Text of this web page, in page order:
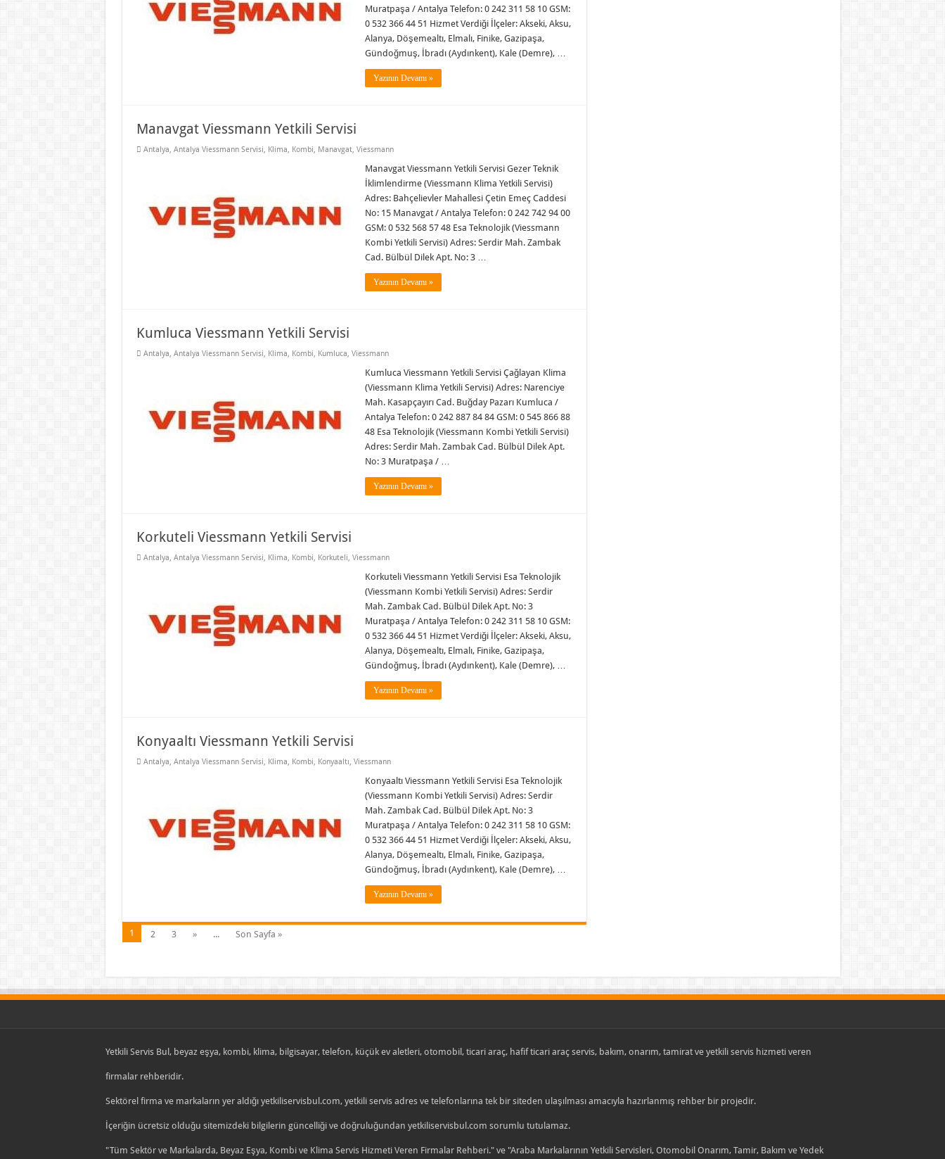
Muratpaşa / Antalya Telefon: 0 242 311 58 10 GSM:
0 532 366 44 51 Hizmet Verdiği İlçeler: Akseki, Aksu,
Alanya, Döşemealtı, Elmalı, Finike, Gazipaşa,
Gündoğmuş, İbradı (Aydınkent), Kale (Demre), …
Yazının Devamı »
Manavgat Viessmann Yetkili Servisi
Antalya, Antalya Viessmann Servisi, Klima, Kombi, Manavgat, Viessmann
Manavgat Viessmann Yetkili Servisi Gezer Teknik
İklimlendirme (Viessmann Klima Yetkili Servisi)
Adres: Bahçelievler Mahallesi Çetin Emeç Caddesi
No: 15 Manavgat / Antalya Telefon: 0 242 742 94 00
GSM: 0 532 568 57 48 Esa Teknolojik (Viessmann
Kombi Yetkili Servisi) Adres: Serdir Mah. Zambak
Cad. Bülbül Dilek Apt. No: 3 …
Yazının Devamı »
Kumluca Viessmann Yetkili Servisi
Antalya, Antalya Viessmann Servisi, Klima, Kombi, Kumluca, Viessmann
Kumluca Viessmann Yetkili Servisi Çağlayan Klima
(Viessmann Klima Yetkili Servisi) Adres: Narenciye
Mah. Kasapçayırı Cad. Buğday Pazarı Kumluca /
Antalya Telefon: 0 242 887 84 84 GSM: 0 545 866 88
48 Esa Teknolojik (Viessmann Kombi Yetkili Servisi)
Adres: Serdir Mah. Zambak Cad. Bülbül Dilek Apt.
No: 3 Muratpaşa / …
Yazının Devamı »
Korkuteli Viessmann Yetkili Servisi
Antalya, Antalya Viessmann Servisi, Klima, Kombi, Korkuteli, Viessmann
Korkuteli Viessmann Yetkili Servisi Esa Teknolojik
(Viessmann Kombi Yetkili Servisi) Adres: Serdir
Mah. Zambak Cad. Bülbül Dilek Apt. No: 3
Muratpaşa / Antalya Telefon: 0 242 311 58 10 GSM:
0 532 366 44 51 Hizmet Verdiği İlçeler: Akseki, Aksu,
Alanya, Döşemealtı, Elmalı, Finike, Gazipaşa,
Gündoğmuş, İbradı (Aydınkent), Kale (Demre), …
Yazının Devamı »
Konyaaltı Viessmann Yetkili Servisi
Antalya, Antalya Viessmann Servisi, Klima, Kombi, Konyaaltı, Viessmann
Konyaaltı Viessmann Yetkili Servisi Esa Teknolojik
(Viessmann Kombi Yetkili Servisi) Adres: Serdir
Mah. Zambak Cad. Bülbül Dilek Apt. No: 3
Muratpaşa / Antalya Telefon: 0 242 311 58 10 GSM:
0 532 366 44 51 Hizmet Verdiği İlçeler: Akseki, Aksu,
Alanya, Döşemealtı, Elmalı, Finike, Gazipaşa,
Gündoğmuş, İbradı (Aydınkent), Kale (Demre), …
Yazının Devamı »
1 2 3 » ... Son Sayfa »
Yetkili Servis Bul, beyaz eşya, kombi, klima, bilgisayar, telefon, küçük ev aletleri, otomobil, ticari araç, hafif ticari araç servis, bakım, onarım, tamirat ve yetkili servis hizmeti veren
firmalar rehberidir.
Sektörel firma ve markaların yer aldığı yetkiliservisbul.com, yetkili servis adres ve telefonlarına tek bir siteden ulaşılması amacıyla hazırlanmış rehber bir projedir.
İçeriğin ücretsiz olduğu sitemizdeki bilgilerin güncelliği ve doğruluğundan yetkiliservisbul.com sorumlu tutulamaz.
"Tüm Sektör ve Markalarda, Beyaz Eşya, Kombi ve Klima Servis Hizmeti Veren Firmalar Rehberi." ve "Araba Markalarının Yetkili Servisleri, Otomobil Onarım, Tamir, Bakım ve Yedek